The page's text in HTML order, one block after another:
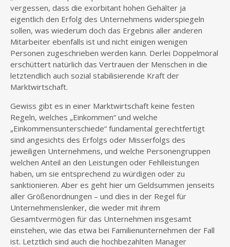
vergessen, dass die exorbitant hohen Gehälter ja
eigentlich den Erfolg des Unternehmens widerspiegeln
sollen, was wiederum doch das Ergebnis aller anderen
Mitarbeiter ebenfalls ist und nicht einigen wenigen
Personen zugeschrieben werden kann. Derlei Doppelmoral
erschüttert natürlich das Vertrauen der Menschen in die
letztendlich auch sozial stabilisierende Kraft der
Marktwirtschaft.
Gewiss gibt es in einer Marktwirtschaft keine festen
Regeln, welches „Einkommen“ und welche
„Einkommensunterschiede“ fundamental gerechtfertigt
sind angesichts des Erfolgs oder Misserfolgs des
jeweiligen Unternehmens, und welche Personengruppen
welchen Anteil an den Leistungen oder Fehlleistungen
haben, um sie entsprechend zu würdigen oder zu
sanktionieren. Aber es geht hier um Geldsummen jenseits
aller Größenordnungen – und dies in der Regel für
Unternehmenslenker, die weder mit ihrem
Gesamtvermögen für das Unternehmen insgesamt
einstehen, wie das etwa bei Familienunternehmen der Fall
ist. Letztlich sind auch die hochbezahlten Manager